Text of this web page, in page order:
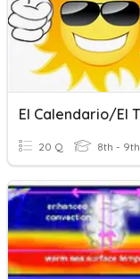
20 Q 8th - 9th